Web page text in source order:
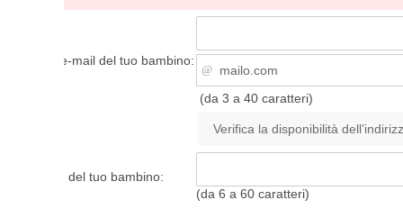
mail del tuo bambino:
(da 3 a 40 caratteri)
del tuo bambino:
(da 6 a 60 caratteri)